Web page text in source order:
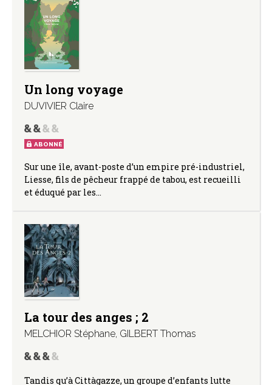
Un long voyage
DUVIVIER Claire
ABONNÉ
Sur une île, avant-poste d’un empire pré-industriel,
Liesse, fils de pêcheur frappé de tabou, est recueilli
et éduqué par les…
La tour des anges ; 2
MELCHIOR Stéphane, GILBERT Thomas
Tandis qu’à Cittàgazze, un groupe d’enfants lutte